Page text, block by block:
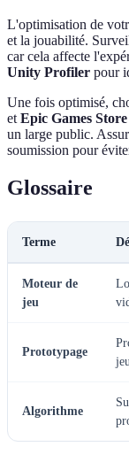
L'optimisation de
et la jouabilité.
car cela affecte
Unity Profiler pour
Une fois optimisé,
etEpic Games Store
un large public.
soumission pour
Glossaire
Terme
Moteur de
jeu
Prototypage
Algorithme